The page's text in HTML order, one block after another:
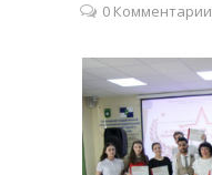
0 Комментарии